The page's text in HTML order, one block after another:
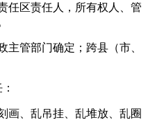
任区责任人，所有权人、管
管部门确定；跨县（市、
画、乱吊挂、乱堆放、乱圈